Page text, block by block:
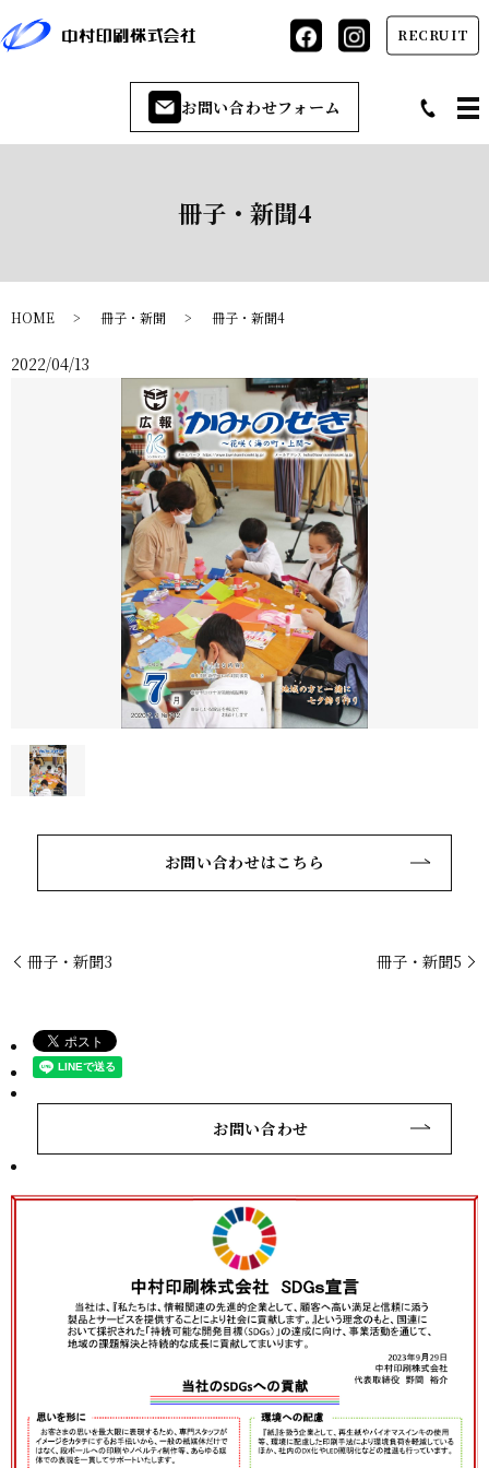
お問い合わせフォーム
RECRUIT
冊子・新聞4
HOME 冊子・新聞 冊子・新聞4
2022/04/13
お問い合わせはこちら
冊子・新聞3 冊子・新聞5
お問い合わせ